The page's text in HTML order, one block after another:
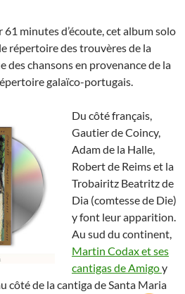
minutes d’écoute, cet album solo
répertoire des trouvères de la
des chansons en provenance de la
galaïco-portugais.
Du côté français,
Gautier de Coincy,
Adam de la Halle,
Robert de Reims et la
Trobairitz Beatritz de
Dia (comtesse de Die)
y font leur apparition.
Au sud du continent,
Martin Codax et ses
cantigas de Amigoy
côté de la cantiga de Santa Maria